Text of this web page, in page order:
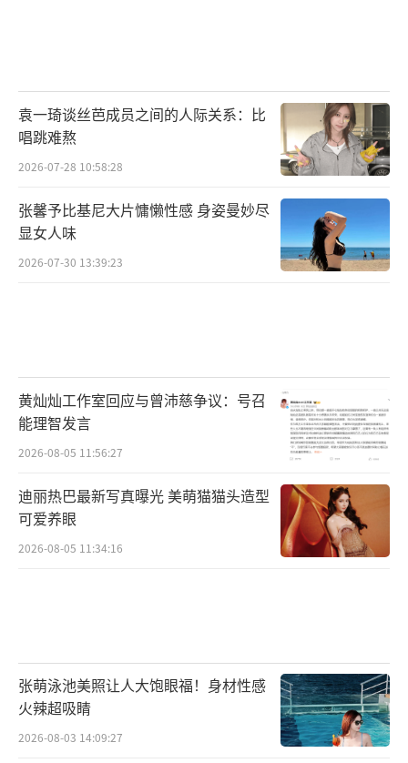
场恶战在所难免。
《We’ll Meet Again》 by Vera Lynn
（1939）
这是影片最后一首配乐歌曲。大战结束，
疲惫的队员们在船上享受片刻的宁静，一首舒
缓的老式爵士《We’ll Meet Again》响起，这
里的某日，当蓝天赶走所有的乌云，我们就会
相见。”
吧。
袁一琦谈丝芭成员之间的人际关系：比
唱跳难熬
2026-07-28 10:58:28
张馨予比基尼大片慵懒性感 身姿曼妙尽
显女人味
2026-07-30 13:39:23
黄灿灿工作室回应与曾沛慈争议：号召
能理智发言
2026-08-05 11:56:27
迪丽热巴最新写真曝光 美萌猫猫头造型
可爱养眼
2026-08-05 11:34:16
张萌泳池美照让人大饱眼福！身材性感
火辣超吸睛
2026-08-03 14:09:27